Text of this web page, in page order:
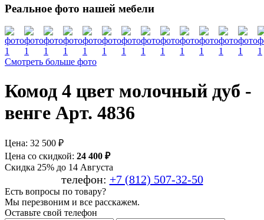
Реальное фото нашей мебели
Смотреть больше фото
Комод 4 цвет молочный дуб -
венге Арт. 4836
Цена: 32 500 ₽
Цена со скидкой: 24 400 ₽
Скидка 25% до 14 Августа
телефон: +7 (812) 507-32-50
Есть вопросы по товару?
Мы перезвоним и все расскажем.
Оставьте свой телефон